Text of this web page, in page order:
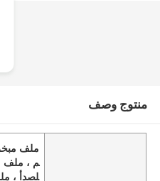
منتوج وصف
م ، ملف
لصدأ ،